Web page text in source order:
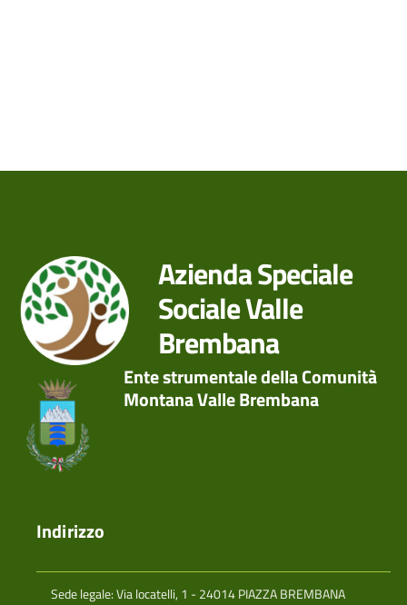
Azienda Speciale
Sociale Valle
Brembana
Ente strumentale della Comunità
Montana Valle Brembana
Indirizzo
Sede legale: Via locatelli, 1 - 24014 PIAZZA BREMBANA